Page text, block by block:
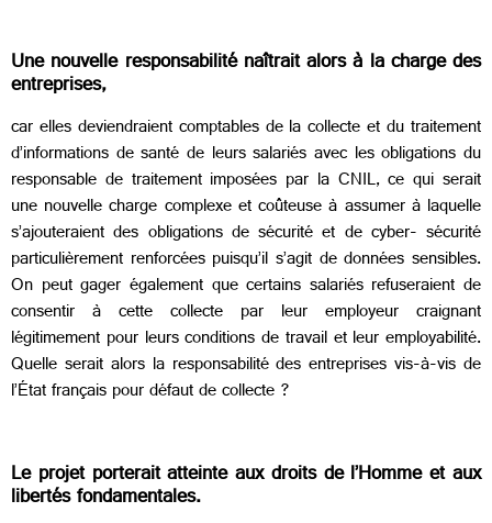
Une nouvelle responsabilité naîtrait alors à la charge des
entreprises,
car elles deviendraient comptables de la collecte et du traitement
d’informations de santé de leurs salariés avec les obligations du
responsable de traitement imposées par la CNIL, ce qui serait
une nouvelle charge complexe et coûteuse à assumer à laquelle
s’ajouteraient des obligations de sécurité et de cyber- sécurité
particulièrement renforcées puisqu’il s’agit de données sensibles.
On peut gager également que certains salariés refuseraient de
consentir à cette collecte par leur employeur craignant
légitimement pour leurs conditions de travail et leur employabilité.
Quelle serait alors la responsabilité des entreprises vis-à-vis de
l’État français pour défaut de collecte ?
Le projet porterait atteinte aux droits de l’Homme et aux
libertés fondamentales.